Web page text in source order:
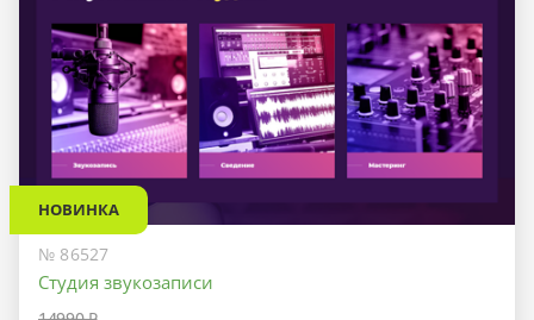
НОВИНКА
№ 86527
Студия звукозаписи